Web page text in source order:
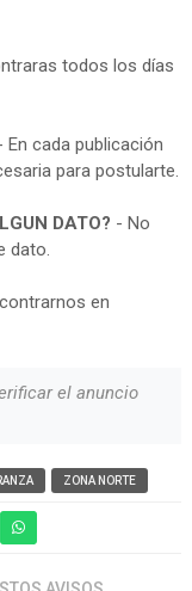
todos los días
En cada publicación
para postularte.
DATO? - No
dato.
en
el anuncio
ZONA NORTE